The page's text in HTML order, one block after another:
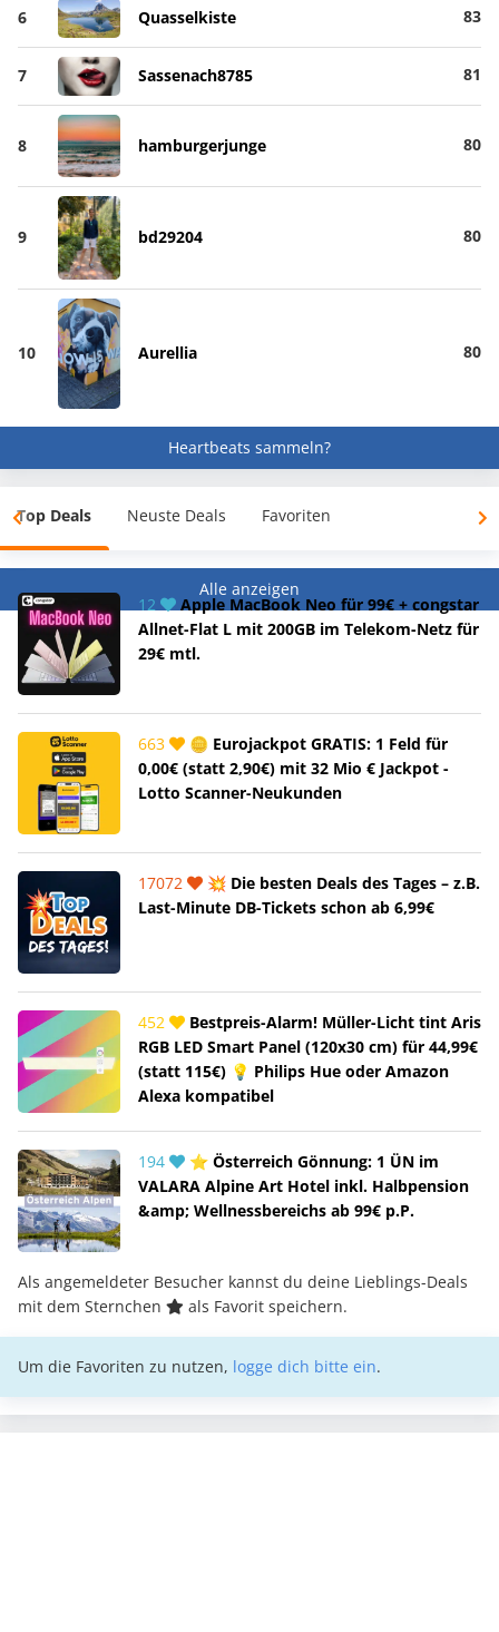
6 Quasselkiste 83
7 Sassenach8785 81
8 hamburgerjunge 80
9 bd29204 80
10 Aurellia 80
Heartbeats sammeln?
Top Deals Neuste Deals Favoriten
Alle anzeigen
12
Apple MacBook Neo für 99€ + congstar
Allnet-Flat L mit 200GB im Telekom-Netz für
29€ mtl.
663
🪙 Eurojackpot GRATIS: 1 Feld für
0,00€ (statt 2,90€) mit 32 Mio € Jackpot -
Lotto Scanner-Neukunden
17072
💥 Die besten Deals des Tages – z.B.
Last-Minute DB-Tickets schon ab 6,99€
452
Bestpreis-Alarm! Müller-Licht tint Aris
RGB LED Smart Panel (120x30 cm) für 44,99€
(statt 115€) 💡 Philips Hue oder Amazon
Alexa kompatibel
194
⭐ Österreich Gönnung: 1 ÜN im
VALARA Alpine Art Hotel inkl. Halbpension
&amp; Wellnessbereichs ab 99€ p.P.
Als angemeldeter Besucher kannst du deine Lieblings-Deals
mit dem Sternchen
als Favorit speichern.
Um die Favoriten zu nutzen, logge dich bitte ein.